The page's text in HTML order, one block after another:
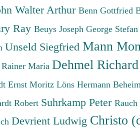
Walter Arthur Benn Gottfried
Ray Beuys Joseph George Stefan
Unseld Siegfried Mann
Maria Dehmel Richard
Ernst Moritz Löns Hermann
Robert Suhrkamp Peter Rauch
Devrient Ludwig Christo